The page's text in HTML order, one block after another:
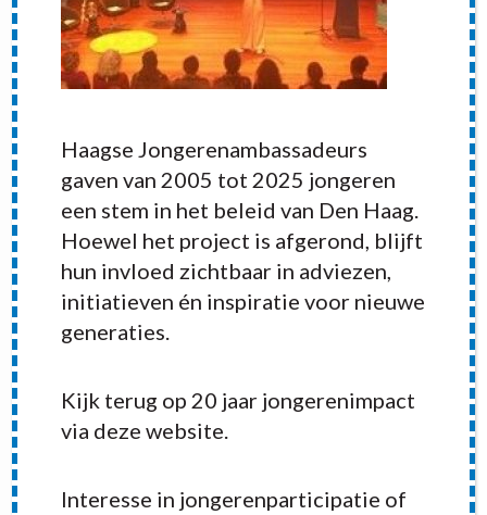
RECENT POSTS
Haagse Jongerenambassadeurs
gaven van 2005 tot 2025 jongeren
een stem in het beleid van Den Haag.
Hoewel het project is afgerond, blijft
hun invloed zichtbaar in adviezen,
initiatieven én inspiratie voor nieuwe
generaties.
Kijk terug op 20 jaar jongerenimpact
via deze website.
Interesse in jongerenparticipatie of